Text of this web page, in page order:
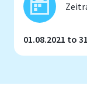
01.08.2021 to